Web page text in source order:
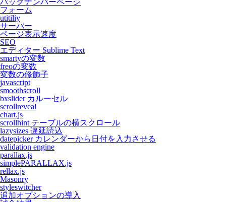
バックナンバーページ
フォーム
utitiliy
サーバー
ページ表示速度
SEO
エディター Sublime Text
smartyの変数
freoの変数
変数の修飾子
javascript
smoothscroll
bxslider カルーセル
scrollreveal
chart.js
scrollhint テーブルの横スクロール
lazysizes 遅延読込
datepicker カレンダーから日付を入力させる
validation engine
parallax.js
simplePARALLAX.js
rellax.js
Masonry
styleswitcher
追加オプションの導入